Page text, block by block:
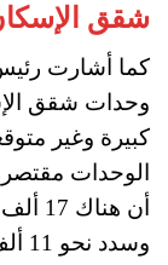
شقق الإسكان
كما أشارت
وحدات شقق
كبيرة وغير
الوحدات
أن